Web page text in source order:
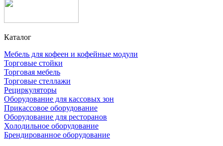
Каталог
Мебель для кофеен и кофейные модули
Торговые стойки
Торговая мебель
Торговые стеллажи
Рециркуляторы
Оборудование для кассовых зон
Прикассовое оборудование
Оборудование для ресторанов
Холодильное оборудование
Брендированное оборудование